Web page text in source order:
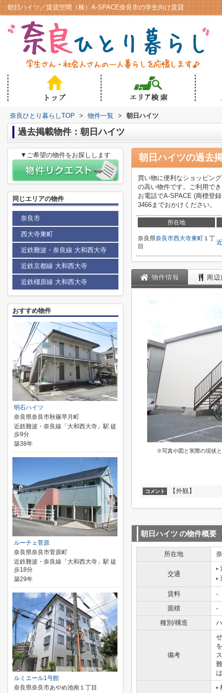
朝日ハイツ／賃貸空間（株）A-SPACE奈良市の学生向け賃貸
奈良ひとり暮らしTOP > 物件一覧 > 朝日ハイツ
過去掲載物件：朝日ハイツ
朝日ハイツの過去
買い物に便利なショッピン
の高い物件です。ご利用で
お電話でA-SPACE (商標登
3466までおかけください。
所在地
奈良県奈良市西大寺東町 １丁
目
物件情報 周
※写真や図と実際の現状
コメント 【外観】
朝日ハイツ の物件概要
所在地
交通
賃料
-
面積
-
種別/構造
備考
▼ご希望の物件をお探しします
同じエリアの物件
奈良市
西大寺東町
近鉄難波・奈良線 大和西大寺
近鉄京都線 大和西大寺
近鉄橿原線 大和西大寺
おすすめ物件
明石ハイツ
奈良県奈良市秋篠早月町
近鉄難波・奈良線「大和西大寺」駅 徒
歩9分
築38年
ルーチェ菅原
奈良県奈良市菅原町
近鉄難波・奈良線「大和西大寺」駅 徒
歩18分
築29年
ルミエール1号館
奈良県奈良市あやめ池南１丁目